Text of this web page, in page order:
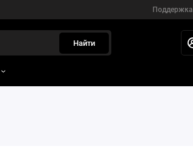
Поддержка
Найти